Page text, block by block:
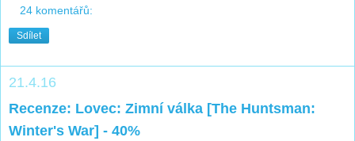
24 komentářů:
Sdílet
21.4.16
Recenze: Lovec: Zimní válka [The Huntsman:
Winter's War] - 40%